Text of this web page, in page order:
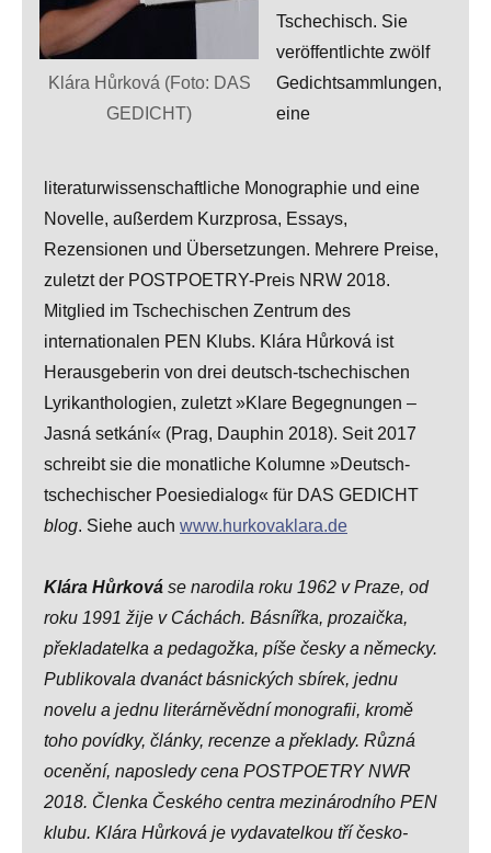
Klára Hůrková (Foto: DAS
GEDICHT)
Tschechisch. Sie
veröffentlichte zwölf
Gedichtsammlungen,
eine
literaturwissenschaftliche Monographie und eine
Novelle, außerdem Kurzprosa, Essays,
Rezensionen und Übersetzungen. Mehrere Preise,
zuletzt der POSTPOETRY-Preis NRW 2018.
Mitglied im Tschechischen Zentrum des
internationalen PEN Klubs. Klára Hůrková ist
Herausgeberin von drei deutsch-tschechischen
Lyrikanthologien, zuletzt »Klare Begegnungen –
Jasná setkání« (Prag, Dauphin 2018). Seit 2017
schreibt sie die monatliche Kolumne »Deutsch-
tschechischer Poesiedialog« für DAS GEDICHT
blog. Siehe auch www.hurkovaklara.de
Klára Hůrková se narodila roku 1962 v Praze, od
roku 1991 žije v Cáchách. Básnířka, prozaička,
překladatelka a pedagožka, píše česky a německy.
Publikovala dvanáct básnických sbírek, jednu
novelu a jednu literárněvědní monografii, kromě
toho povídky, články, recenze a překlady. Různá
ocenění, naposledy cena POSTPOETRY NWR
2018. Členka Českého centra mezinárodního PEN
klubu. Klára Hůrková je vydavatelkou tří česko-